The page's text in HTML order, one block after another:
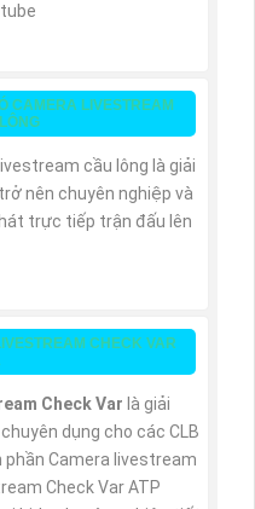
CAMERA LIVESTREAM
cầu lông là giải
nên chuyên nghiệp và
trực tiếp trận đấu lên
CHECK VAR
Check Var là giải
dụng cho các CLB
phần Camera livestream
Check Var ATP